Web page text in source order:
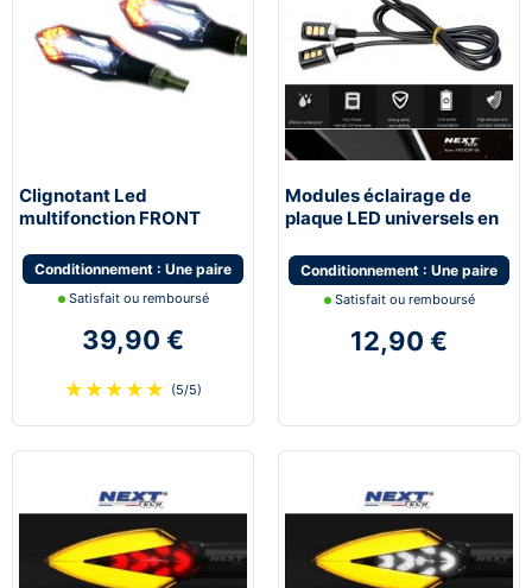
Clignotant Led
multifonction FRONT
moto scooter quad
Conditionnement : Une paire
Satisfait ou remboursé
39,90 €
★ ★ ★ ★ ★ (5/5)
Modules éclairage de
plaque LED universels en
Conditionnement : Une paire
Satisfait ou remboursé
12,90 €